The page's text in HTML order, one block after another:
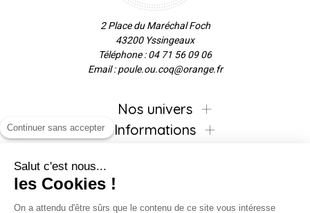
2 Place du Maréchal Foch
43200 Yssingeaux
Téléphone : 04 71 56 09 06
Email : poule.ou.coq@orange.fr
Nos univers
Informations
Inscrivez-vous à la newsletter !
Continuer sans accepter
Salut c'est nous...
les Cookies !
On a attendu d'être sûrs que le contenu de ce site vous intéresse